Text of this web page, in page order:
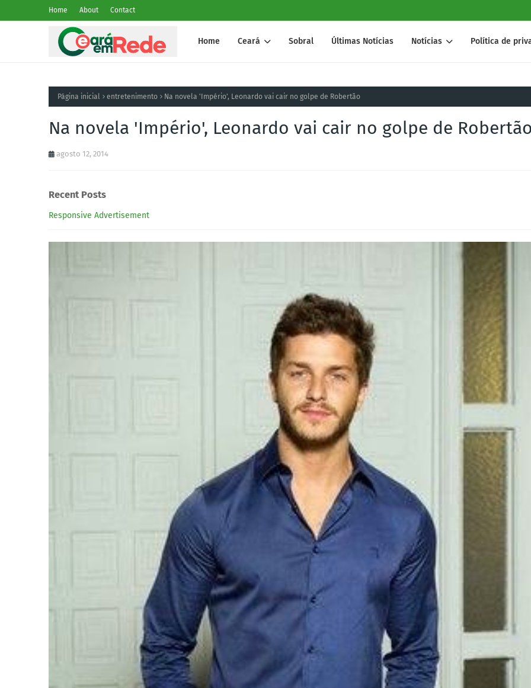
Home About Contact
Home Ceará Sobral Últimas Notícias Notícias Política de
Página inicial entretenimento Na novela 'Império', Leonardo vai cair no golpe de Robertão
Na novela 'Império', Leonardo vai cair no golpe de
agosto 12, 2014
Recent Posts
Responsive Advertisement